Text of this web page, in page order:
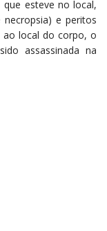
que esteve no local,
e peritos
ao local do corpo, o
assassinada na